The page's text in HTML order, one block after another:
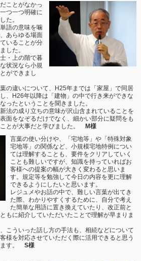
ことがなかっ
つ一つ明確に
た。
語の意味を噛
あらゆる場面
いることが分
した。
・上の階で暮
状況なら小規
ができまし
の違いについて、H25年までは「家屋」で同居
、H26年以降は「建物」の中で行き来ができな
ったということを聞きました。
法の成り立ちの意味が沢山含まれていることを
面をなぞるだけでなく、細かい部分に疑問をも
とが大事だと学びました。 M様
言葉の使い分けや、「宅地等」や「特殊対象
宅地等」の関係など、小規模宅地特例につい
ては理解することも、要件をクリアしていく
ことも難しいですが、知識を持っていればお
客様への提案の幅が大きく変わると思いま
す。規定等を勉強して今日の内容を更に理解
できるようにしたいと思います。
レジュメやお話の中で、難しい言葉が出てき
た際、わかりやすくするために、自分で考え
た簡単な用語に置き換えていたり、改正前と
もに紹介していただいたことで理解が早まりま
こういった話し方の手法も、相続などについて
様を対応させていただく際に活用できると思う
ます。 S様